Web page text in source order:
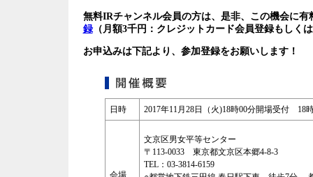
無料IRチャンネル会員の方は、是非、この機会に
録（月額3千円：クレジットカード会員登録もしく
お申込みは下記より、参加登録をお願いします！
日時 2017年11月28日（火)18時00分開場受付 18
会場
文京区男女平等センター
〒113-0033 東京都文京区本郷4-8-3
TEL：03-3814-6159